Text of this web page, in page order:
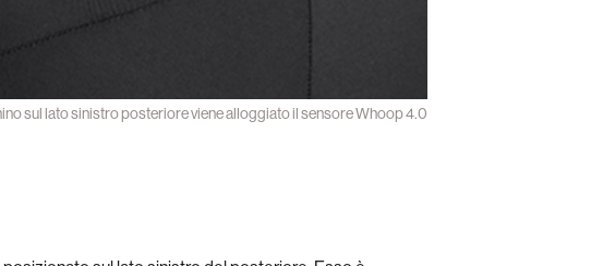
sul lato sinistro posteriore viene alloggiato il sensore Whoop 4.0